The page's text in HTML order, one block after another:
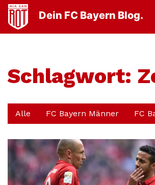
Dein FC Bayern Blog.
Schlagwort:
Alle FC Bayern Männer FC